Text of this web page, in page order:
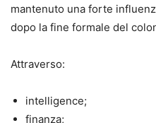
mantenuto una forte
dopo la fine formale del
Attraverso:
intelligence;
finanza;